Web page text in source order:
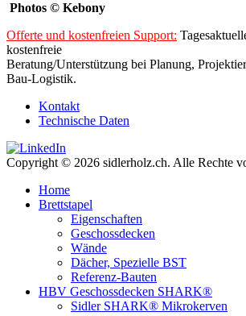
Photos © Kebony
Offerte und kostenfreien Support:
kostenfreie
Beratung/Unterstützung bei Planung,
Bau-Logistik.
Kontakt
Technische Daten
Copyright © 2026 sidlerholz.ch. Alle Rechte
Home
Brettstapel
Eigenschaften
Geschossdecken
Wände
Dächer, Spezielle BST
Referenz-Bauten
HBV Geschossdecken SHARK®
Sidler SHARK® Mikrokerven